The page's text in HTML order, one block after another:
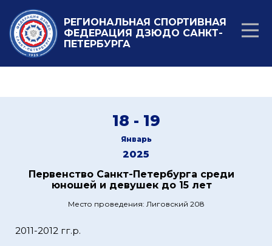
РЕГИОНАЛЬНАЯ СПОРТИВНАЯ
ФЕДЕРАЦИЯ ДЗЮДО САНКТ-
ПЕТЕРБУРГА
18 - 19
Январь
2025
Первенство Санкт-Петербурга среди
юношей и девушек до 15 лет
Место проведения: Лиговский 208
2011-2012 гг.р.